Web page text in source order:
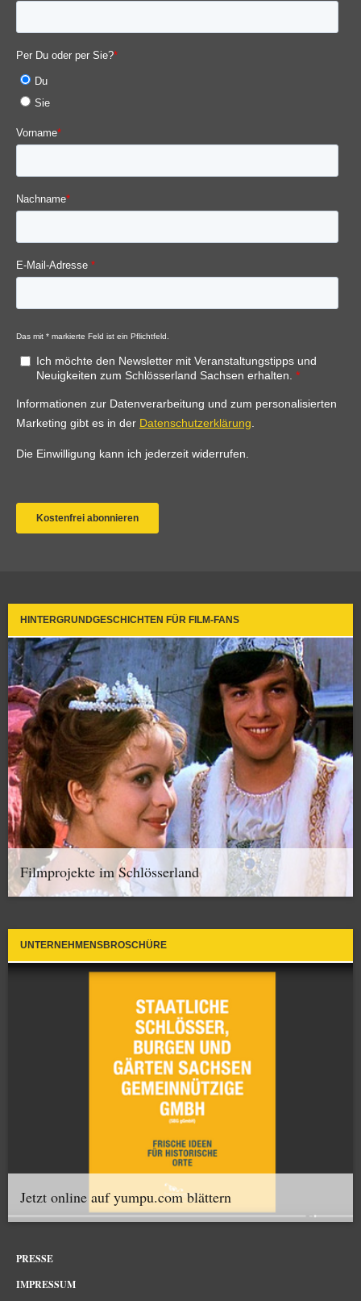
HINTERGRUNDGESCHICHTEN FÜR FILM-FANS
Filmprojekte im Schlösserland
UNTERNEHMENSBROSCHÜRE
Jetzt online auf yumpu.com blättern
PRESSE
IMPRESSUM